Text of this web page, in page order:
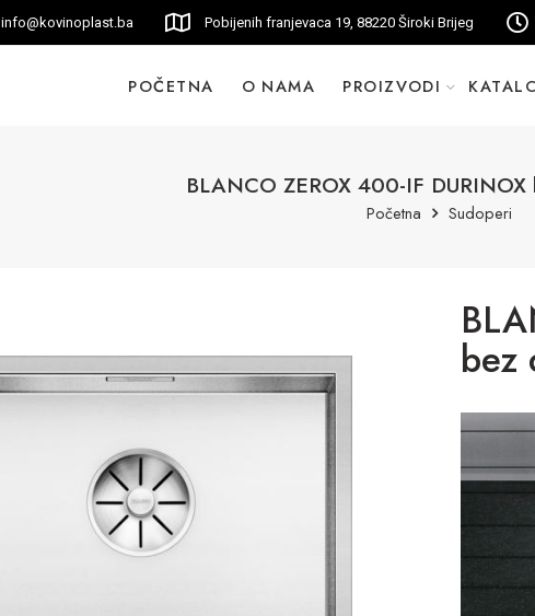
info@kovinoplast.ba Pobijenih franjevaca 19, 88220 Široki Brijeg
POČETNA O NAMA PROIZVODI
BLANCO ZEROX 400-IF
Početna Sudoperi
bez